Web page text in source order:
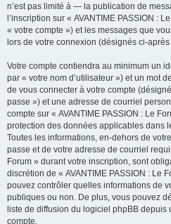
n’est pas limité à — la publication de
l’inscription sur « AVANTIME PASSION :
« votre compte ») et les messages que
lors de votre connexion (désignés ci-
Votre compte contiendra au minimum un
par « votre nom d’utilisateur ») et un mot
de vous connecter à votre compte
passe ») et une adresse de courriel
compte sur « AVANTIME PASSION : Le
protection des données applicables dans
Toutes les informations, en-dehors de
passe et de votre adresse de courriel
Forum » durant votre inscription, sont
discrétion de « AVANTIME PASSION : Le
pouvez contrôler quelles informations de
publiques ou non. De plus, vous pouvez
liste de diffusion du logiciel phpBB
compte.